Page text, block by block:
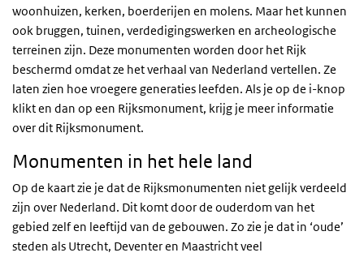
woonhuizen, kerken, boerderijen en molens. Maar het kunnen
ook bruggen, tuinen, verdedigingswerken en archeologische
terreinen zijn. Deze monumenten worden door het Rijk
beschermd omdat ze het verhaal van Nederland vertellen. Ze
laten zien hoe vroegere generaties leefden. Als je op de i-knop
klikt en dan op een Rijksmonument, krijg je meer informatie
over dit Rijksmonument.
Monumenten in het hele land
Op de kaart zie je dat de Rijksmonumenten niet gelijk verdeeld
zijn over Nederland. Dit komt door de ouderdom van het
gebied zelf en leeftijd van de gebouwen. Zo zie je dat in ‘oude’
steden als Utrecht, Deventer en Maastricht veel